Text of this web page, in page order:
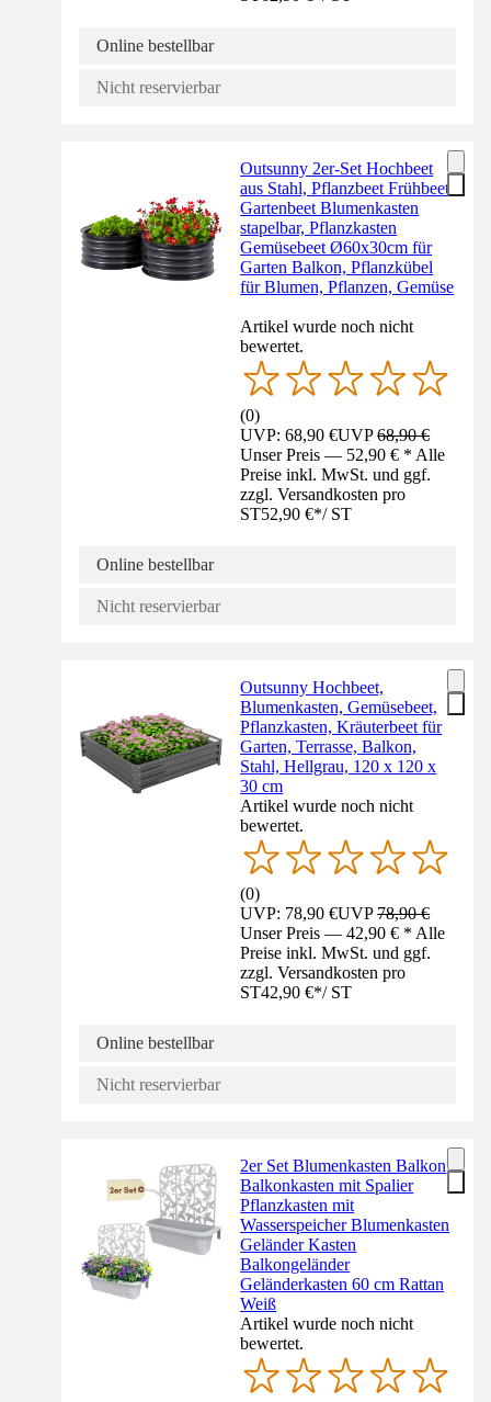
Online bestellbar
Nicht reservierbar
Outsunny 2er-Set Hochbeet
aus Stahl, Pflanzbeet Frühbeet
Gartenbeet Blumenkasten
stapelbar, Pflanzkasten
Gemüsebeet Ø60x30cm für
Garten Balkon, Pflanzkübel
für Blumen, Pflanzen, Gemüse
Artikel wurde noch nicht
bewertet.
(0)
UVP: 68,90 €UVP68,90 €
Unser Preis — 52,90 € * Alle
Preise inkl. MwSt. und ggf.
zzgl. Versandkosten pro
ST52,90 €*/ ST
Online bestellbar
Nicht reservierbar
Outsunny Hochbeet,
Blumenkasten, Gemüsebeet,
Pflanzkasten, Kräuterbeet für
Garten, Terrasse, Balkon,
Stahl, Hellgrau, 120 x 120 x
30 cm
Artikel wurde noch nicht
bewertet.
(0)
UVP: 78,90 €UVP78,90 €
Unser Preis — 42,90 € * Alle
Preise inkl. MwSt. und ggf.
zzgl. Versandkosten pro
ST42,90 €*/ ST
Online bestellbar
Nicht reservierbar
2er Set Blumenkasten Balkon
Balkonkasten mit Spalier
Pflanzkasten mit
Wasserspeicher Blumenkasten
Geländer Kasten
Balkongeländer
Geländerkasten 60 cm Rattan
Weiß
Artikel wurde noch nicht
bewertet.